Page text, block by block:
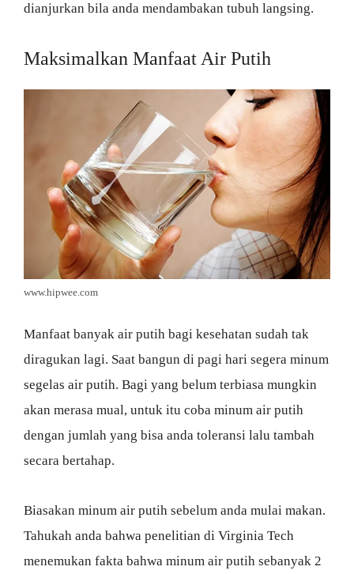
dianjurkan bila anda mendambakan tubuh langsing.
Maksimalkan Manfaat Air Putih
www.hipwee.com
Manfaat banyak air putih bagi kesehatan sudah tak
diragukan lagi. Saat bangun di pagi hari segera minum
segelas air putih. Bagi yang belum terbiasa mungkin
akan merasa mual, untuk itu coba minum air putih
dengan jumlah yang bisa anda toleransi lalu tambah
secara bertahap.
Biasakan minum air putih sebelum anda mulai makan.
Tahukah anda bahwa penelitian di Virginia Tech
menemukan fakta bahwa minum air putih sebanyak 2